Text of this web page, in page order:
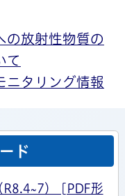
放射性物質の
て
タリング情報
ド
R8.4~7） [PDF形